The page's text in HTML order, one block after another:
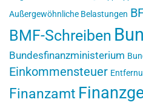
Außergewöhnliche Belastungen
BMF-Schreiben
Bundesfinanzministerium
Einkommensteuer
Finanzamt